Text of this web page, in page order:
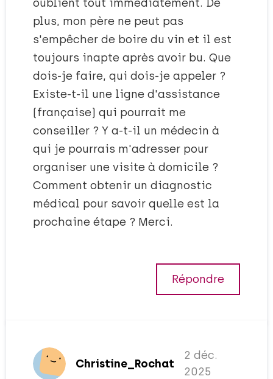
oublient tout immédiatement. De
plus, mon père ne peut pas
s'empêcher de boire du vin et il est
toujours inapte après avoir bu. Que
dois-je faire, qui dois-je appeler ?
Existe-t-il une ligne d'assistance
(française) qui pourrait me
conseiller ? Y a-t-il un médecin à
qui je pourrais m'adresser pour
organiser une visite à domicile ?
Comment obtenir un diagnostic
médical pour savoir quelle est la
prochaine étape ? Merci.
Répondre
Christine_Rochat
2 déc.
2025